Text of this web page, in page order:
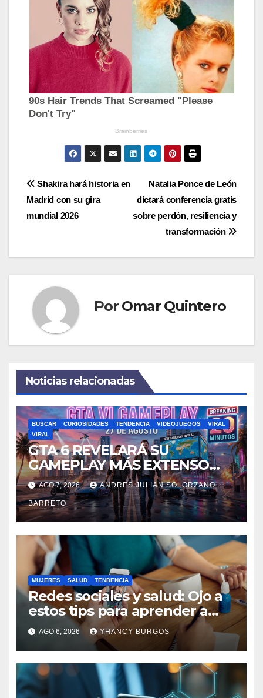
Navegación
de
Natalia Ponce de León
dictará conferencia gratis
sobre perdón, resiliencia y
transformación
Shakira hará historia en
Madrid con su gira
mundial 2026
Por Omar Quintero
Noticias relacionadas
BUSCAR CURIOSIDADES TENDENCIA VIDEOJUEGOS
VIRAL
VIRAL
GTA 6 REVELARÁ SU
GAMEPLAY MÁS EXTENSO
HASTA LA FECHA:
FILTRACIONES APUNTAN A
UNA PRESENTACIÓN DE 20
MINUTOS
AGO 7, 2026 ANDRES JULIAN SOLORZANO
BARRETO
MUJERES SALUD TENDENCIA
Redes sociales y salud: Ojo a
estos tips para aprender a
usarlas a favor del bienestar
AGO 6, 2026 YHANCY BURGOS